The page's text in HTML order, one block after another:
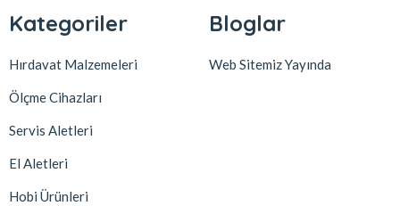
Kategoriler
Hırdavat Malzemeleri
Ölçme Cihazları
Servis Aletleri
El Aletleri
Hobi Ürünleri
Bloglar
Web Sitemiz Yayında